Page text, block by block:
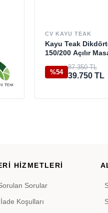
CV KAYU TEAK
Kayu Teak
150/200 Açılır
%54
87.350 TL
39.750 TL
HİZMETLERİ
Sorular
Koşulları